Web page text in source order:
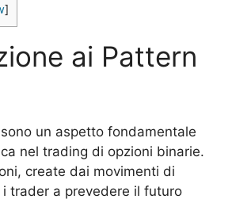
]
ai Pattern
un aspetto fondamentale
nel trading di opzioni binarie.
create dai movimenti di
trader a prevedere il futuro